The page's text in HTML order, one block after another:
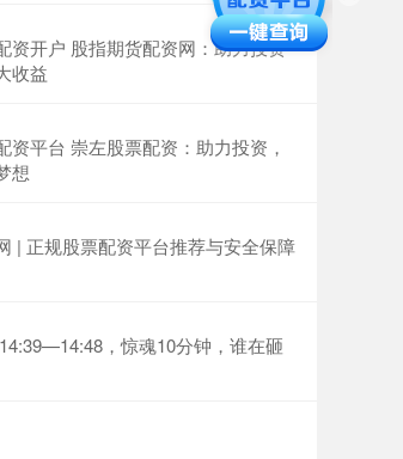
资开户 股指期货配资网：助力投资
收益
资平台 崇左股票配资：助力投资，
想
| 正规股票配资平台推荐与安全保障
，惊魂10分钟，谁在砸